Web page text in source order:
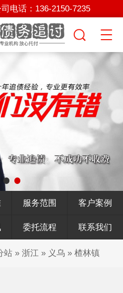
电话： 136-2150-7235
服务范围 客户案例
委托流程 联系我们
站» 浙江» 义乌» 楂林镇